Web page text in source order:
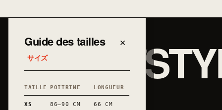
Guide des tailles
サイズ
×
TAILLE POITRINE LONGUEUR
XS 86–90 CM 66 CM
JAPAN/
和